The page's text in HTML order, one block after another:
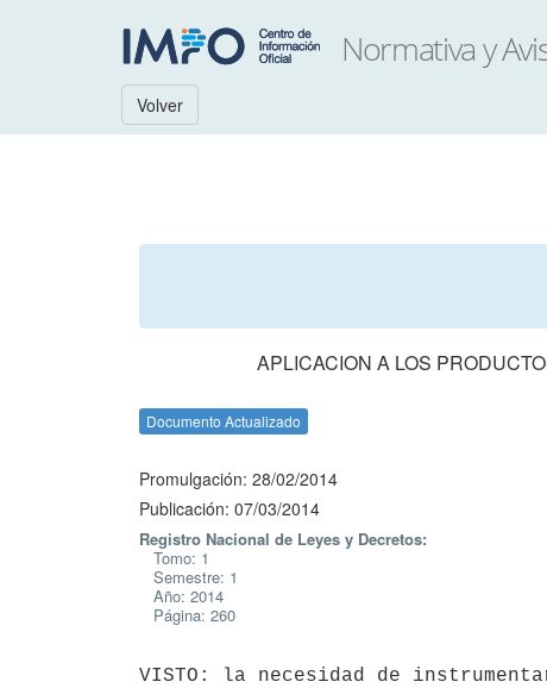
Volver
APLICACION A LOS
Documento Actualizado
Promulgación: 28/02/2014
Publicación: 07/03/2014
Registro Nacional de Leyes y Decretos:
Tomo: 1
Semestre: 1
Año: 2014
Página: 260
VISTO: la necesidad de